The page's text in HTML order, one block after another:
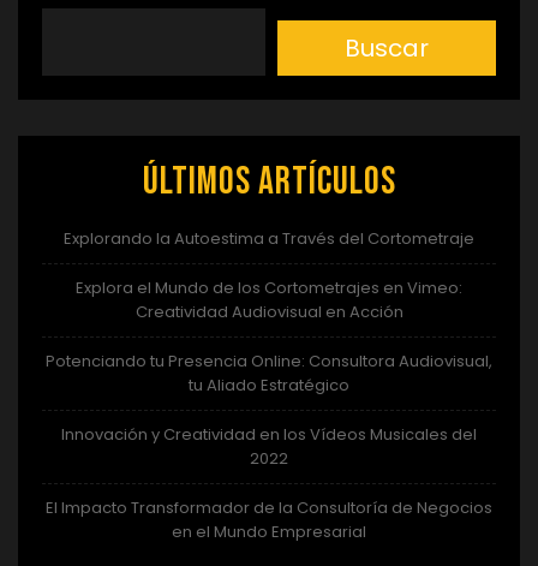
Buscar
Últimos artículos
Explorando la Autoestima a Través del Cortometraje
Explora el Mundo de los Cortometrajes en Vimeo:
Creatividad Audiovisual en Acción
Potenciando tu Presencia Online: Consultora Audiovisual,
tu Aliado Estratégico
Innovación y Creatividad en los Vídeos Musicales del
2022
El Impacto Transformador de la Consultoría de Negocios
en el Mundo Empresarial